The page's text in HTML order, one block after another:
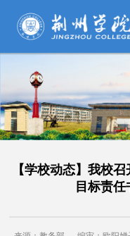
【学校动态】我校
目标责